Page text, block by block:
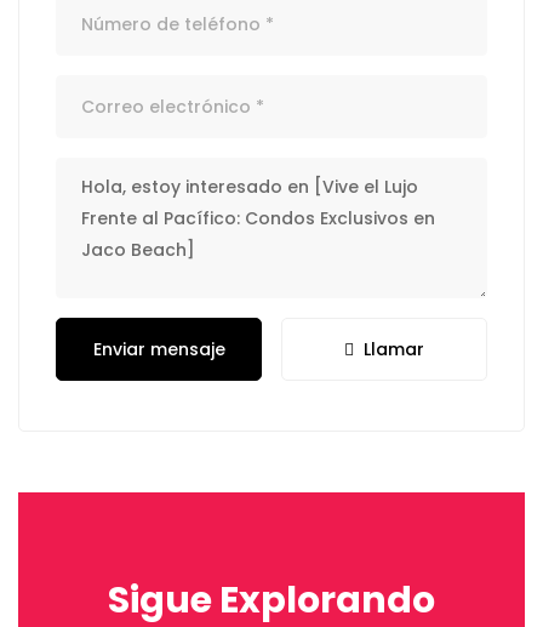
Enviar mensaje Llamar
Sigue Explorando